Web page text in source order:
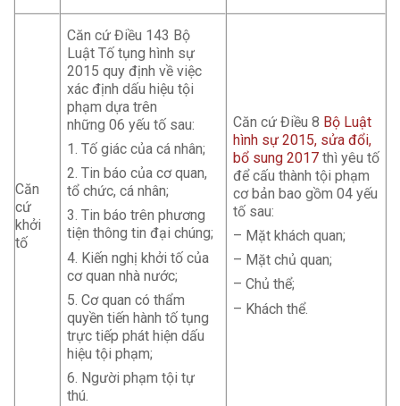
Căn
cứ
khởi
tố
Căn cứ Điều 143 Bộ
Luật Tố tụng hình sự
2015 quy định về việc
xác định dấu hiệu tội
phạm dựa trên
những 06 yếu tố sau:
1. Tố giác của cá nhân;
2. Tin báo của cơ quan,
tổ chức, cá nhân;
3. Tin báo trên phương
tiện thông tin đại chúng;
4. Kiến nghị khởi tố của
cơ quan nhà nước;
5. Cơ quan có thẩm
quyền tiến hành tố tụng
trực tiếp phát hiện dấu
hiệu tội phạm;
6. Người phạm tội tự
thú.
Căn cứ Điều 8 Bộ Luật
hình sự 2015, sửa đổi,
bổ sung 2017 thì yêu tố
để cấu thành tội phạm
cơ bản bao gồm 04 yếu
tố sau:
– Mặt khách quan;
– Mặt chủ quan;
– Chủ thể;
– Khách thể.